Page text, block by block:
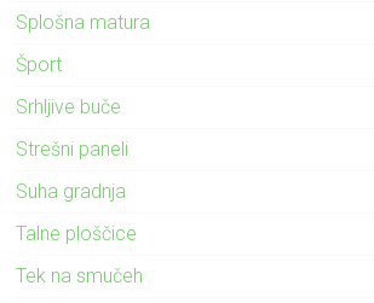
Splošna matura
Šport
Srhljive buče
Strešni paneli
Suha gradnja
Talne ploščice
Tek na smučeh